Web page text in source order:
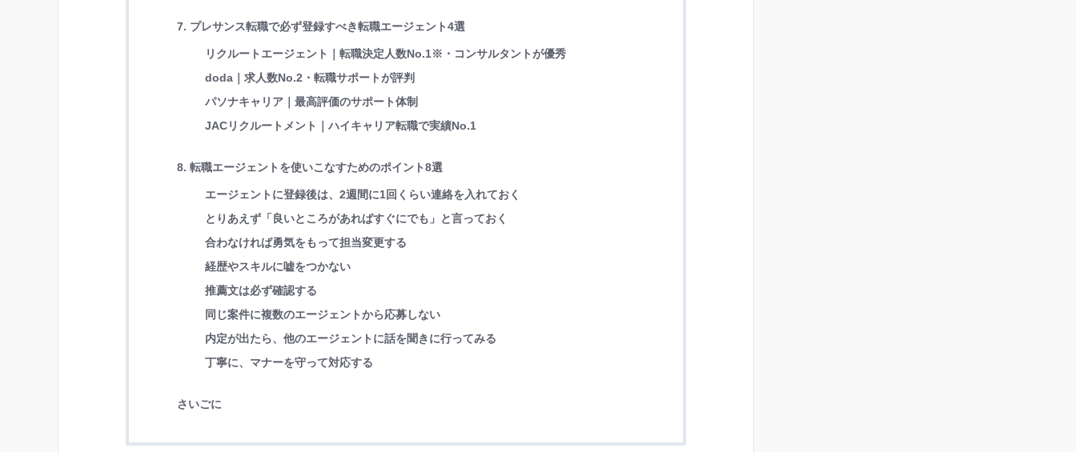
7. プレサンス転職で必ず登録すべき転職エージェント4選
リクルートエージェント｜転職決定人数No.1※・コンサルタントが優秀
doda｜求人数No.2・転職サポートが評判
パソナキャリア｜最高評価のサポート体制
JACリクルートメント｜ハイキャリア転職で実績No.1
8. 転職エージェントを使いこなすためのポイント8選
エージェントに登録後は、2週間に1回くらい連絡を入れておく
とりあえず「良いところがあればすぐにでも」と言っておく
合わなければ勇気をもって担当変更する
経歴やスキルに嘘をつかない
推薦文は必ず確認する
同じ案件に複数のエージェントから応募しない
内定が出たら、他のエージェントに話を聞きに行ってみる
丁寧に、マナーを守って対応する
さいごに